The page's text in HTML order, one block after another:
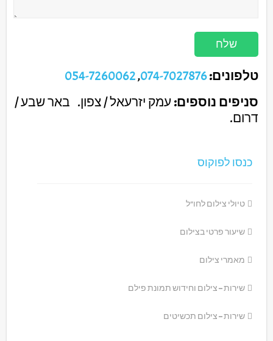
טלפונים:074-7027876
,
054-7260062
סניפים נוספים:עמק יזרעאל / צפון. באר שבע /
דרום.
כנסו לפוקוס
טיולי צילום לחו"ל
שיעור פרטי בצילום
מאמרי צילום
שירות – צילום וחידוש תמונת פילם
שירות – צילום תכשיטים